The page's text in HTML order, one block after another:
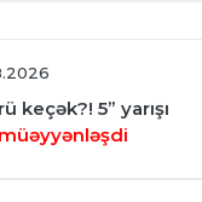
keçək?! 5” yarışı